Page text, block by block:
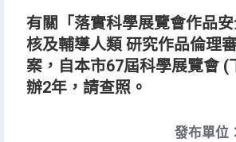
有關「落實科學展覽會作品
核及輔導人類 研究作品倫理
案，自本市67屆科學展覽會 (
辦2年，請查照。
發布單位